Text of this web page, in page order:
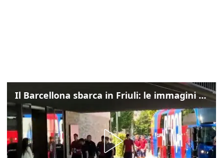
Il Barcellona sbarca in Friuli: le immagini dell'arrivo in albergo